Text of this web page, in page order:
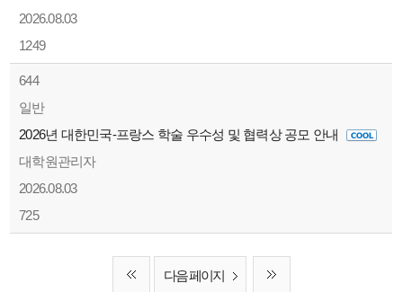
2026.08.03
1249
644
일반
2026년 대한민국-프랑스 학술 우수성 및 협력상 공모 안내
대학원관리자
2026.08.03
725
다음 페이지